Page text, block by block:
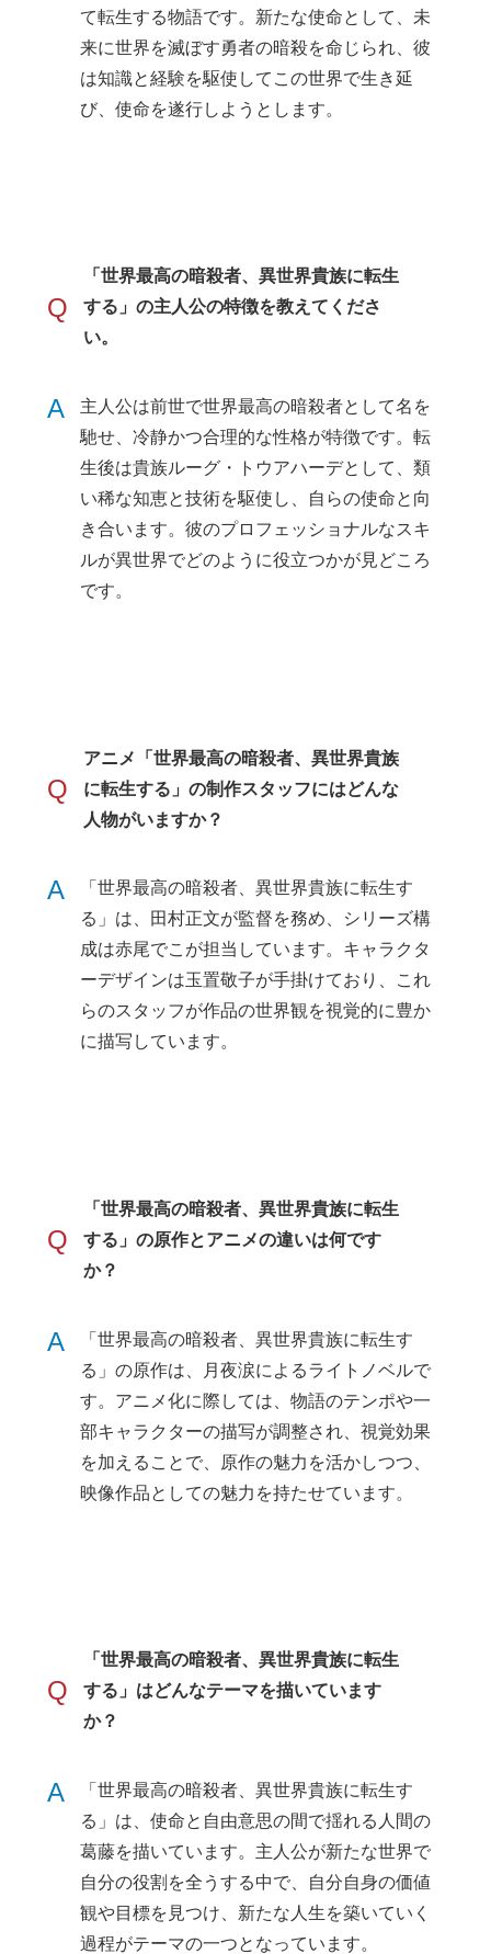
て転生する物語です。新たな使命として、未
来に世界を滅ぼす勇者の暗殺を命じられ、彼
は知識と経験を駆使してこの世界で生き延
び、使命を遂行しようとします。
Q
「世界最高の暗殺者、異世界貴族に転生
する」の主人公の特徴を教えてくださ
い。
A
主人公は前世で世界最高の暗殺者として名を
馳せ、冷静かつ合理的な性格が特徴です。転
生後は貴族ルーグ・トウアハーデとして、類
い稀な知恵と技術を駆使し、自らの使命と向
き合います。彼のプロフェッショナルなスキ
ルが異世界でどのように役立つかが見どころ
です。
Q
アニメ「世界最高の暗殺者、異世界貴族
に転生する」の制作スタッフにはどんな
人物がいますか？
A
「世界最高の暗殺者、異世界貴族に転生す
る」は、田村正文が監督を務め、シリーズ構
成は赤尾でこが担当しています。キャラクタ
ーデザインは玉置敬子が手掛けており、これ
らのスタッフが作品の世界観を視覚的に豊か
に描写しています。
Q
「世界最高の暗殺者、異世界貴族に転生
する」の原作とアニメの違いは何です
か？
A
「世界最高の暗殺者、異世界貴族に転生す
る」の原作は、月夜涙によるライトノベルで
す。アニメ化に際しては、物語のテンポや一
部キャラクターの描写が調整され、視覚効果
を加えることで、原作の魅力を活かしつつ、
映像作品としての魅力を持たせています。
Q
「世界最高の暗殺者、異世界貴族に転生
する」はどんなテーマを描いています
か？
A
「世界最高の暗殺者、異世界貴族に転生す
る」は、使命と自由意思の間で揺れる人間の
葛藤を描いています。主人公が新たな世界で
自分の役割を全うする中で、自分自身の価値
観や目標を見つけ、新たな人生を築いていく
過程がテーマの一つとなっています。